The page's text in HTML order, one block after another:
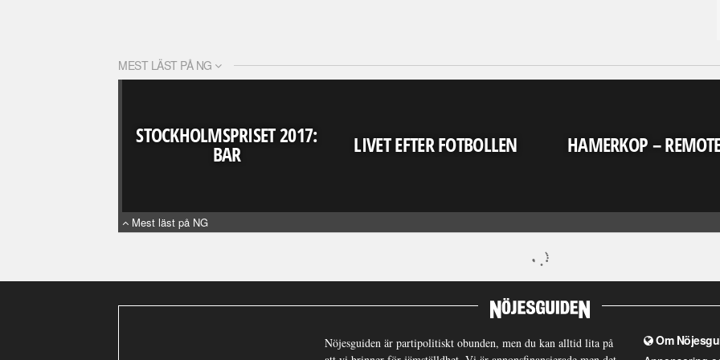
MEST LÄST PÅ NG
STOCKHOLMSPRISET 2017:
BAR LIVET EFTER FOTBOLLEN HAMERKOP –
Mest läst på NG
Nöjesguiden är partipolitiskt obunden, men du kan alltid lita på
Om